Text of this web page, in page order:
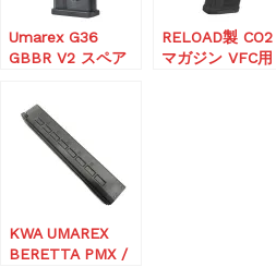
Umarex G36
GBBR V2 スペア
RELOAD製 CO2
マガジン VFC用
KWA UMAREX
BERETTA PMX /